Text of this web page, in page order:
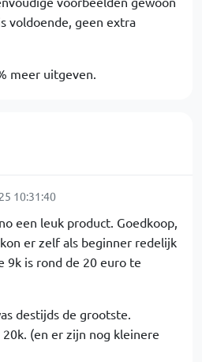
voldoende, geen extra
meer uitgeven.
10:31:40
een leuk product. Goedkoop,
er zelf als beginner redelijk
9k is rond de 20 euro te
destijds de grootste.
(en er zijn nog kleinere